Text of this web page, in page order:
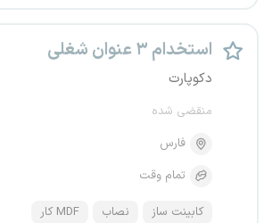
استخدام ۳ عنوان شغلی
دکوپارت
منقضی شده
فارس
تمام وقت
کابینت ساز نصاب MDF کار